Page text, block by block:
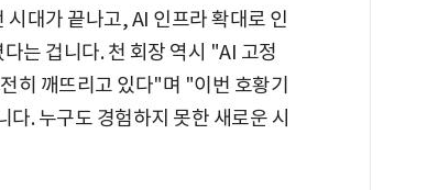
대가 끝나고, AI 인프라 확대로 인
는 겁니다. 천 회장 역시 "AI 고정
히 깨뜨리고 있다"며 "이번 호황기
. 누구도 경험하지 못한 새로운 시